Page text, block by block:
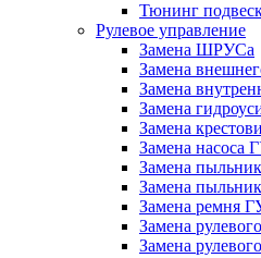
Тюнинг
Рулевое управление
Замена ШРУСа
Замена
Замена
Замена
Замена
Замена насоса
Замена
Замена
Замена ремня
Замена
Замена